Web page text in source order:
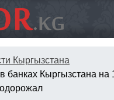
Кыргызстана
банках Кыргызстана на